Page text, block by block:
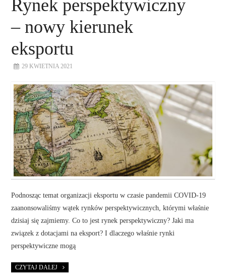
Rynek perspektywiczny
– nowy kierunek
eksportu
29 KWIETNIA 2021
Podnosząc temat organizacji eksportu w czasie pandemii COVID-19
zaanonsowaliśmy wątek rynków perspektywicznych, którymi właśnie
dzisiaj się zajmiemy. Co to jest rynek perspektywiczny? Jaki ma
związek z dotacjami na eksport? I dlaczego właśnie rynki
perspektywiczne mogą
CZYTAJ DALEJ